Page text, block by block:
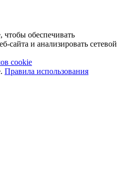
обеспечивать
сайта и анализировать сетевой
cookie
Правила использования